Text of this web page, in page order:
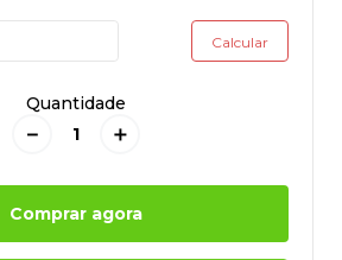
Quantidade
＋
－
Comprar agora